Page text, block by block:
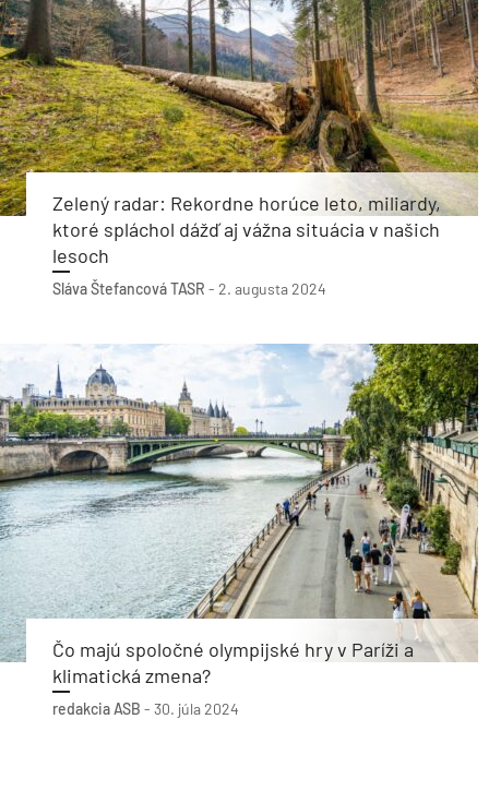
Zelený radar: Rekordne horúce leto, miliardy,
ktoré spláchol dážď aj vážna situácia v našich
lesoch
Sláva ŠtefancováTASR - 2. augusta 2024
Čo majú spoločné olympijské hry v Paríži a
klimatická zmena?
redakcia ASB - 30. júla 2024